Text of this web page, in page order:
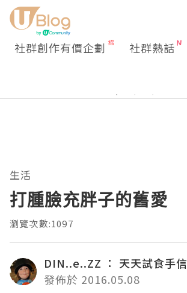
社群創作有價企劃 社群熱話
生活
打腫臉充胖子的舊愛
瀏覽次數:1097
DIN..e..ZZ ： 天天試食手信
發佈於 2016.05.08